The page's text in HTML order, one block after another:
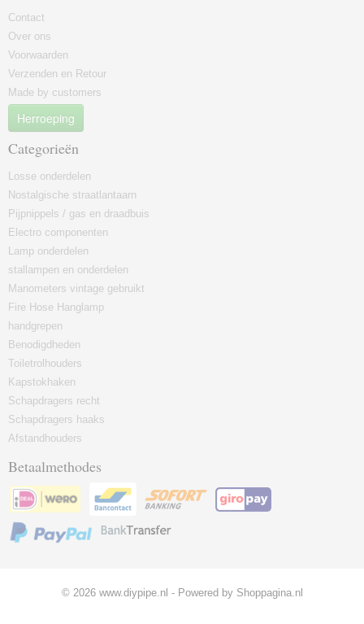
Contact
Over ons
Voorwaarden
Verzenden en Retour
Made by customers
Herroeping
Categorieën
Losse onderdelen
Nostalgische straatlantaarn
Pijpnippels / gas en draadbuis
Electro componenten
Lamp onderdelen
stallampen en onderdelen
Manometers vintage gebruikt
Fire Hose Hanglamp
handgrepen
Benodigdheden
Toiletrolhouders
Kapstokhaken
Schapdragers recht
Schapdragers haaks
Afstandhouders
Betaalmethodes
© 2026 www.diypipe.nl - Powered by Shoppagina.nl